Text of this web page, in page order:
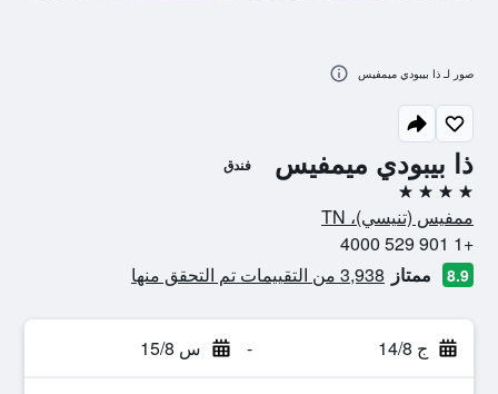
ذا بيبودي ميمفيس فندق
4 نجوم
ممفيس (تنيسي)، TN
+1 901 529 4000
8.9 ممتاز 3,938 من التقييمات تم التحقق منها
ج 14/8 - س 15/8
صور لـ ذا بيبودي ميمفيس